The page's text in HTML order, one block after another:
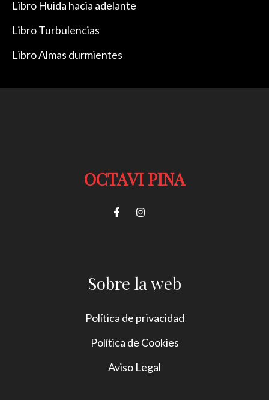
Libro Huida hacia adelante
Libro Turbulencias
Libro Almas durmientes
OCTAVI PINA
Sobre la web
Política de privacidad
Política de Cookies
Aviso Legal